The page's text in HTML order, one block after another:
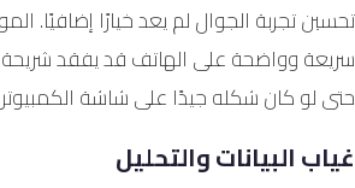
تحسين تجربة الجوال لم يعد خيارًا إضافيًا.
سريعة وواضحة على الهاتف قد يفقد شريحة
حتى لو كان شكله جيدًا على شاشة الكمبيوتر.
غياب البيانات والتحليل